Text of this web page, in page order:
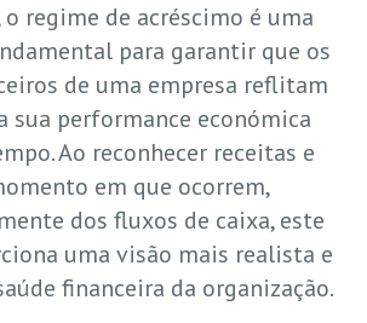
o regime de acréscimo é uma
para garantir que os
de uma empresa reflitam
sua performance económica
Ao reconhecer receitas e
em que ocorrem,
dos fluxos de caixa, este
uma visão mais realista e
financeira da organização.